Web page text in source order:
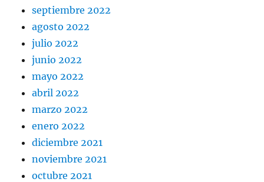
septiembre 2022
agosto 2022
julio 2022
junio 2022
mayo 2022
abril 2022
marzo 2022
enero 2022
diciembre 2021
noviembre 2021
octubre 2021